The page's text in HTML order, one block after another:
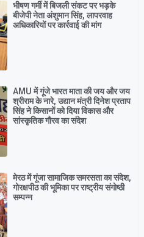
भीषण गर्मी में बिजली संकट पर भड़के
बीजेपी नेता अंशुमान सिंह, लापरवाह
अधिकारियों पर कार्रवाई की मांग
AMU में गूंजे भारत माता की जय और जय
श्रीराम के नारे, उद्यान मंत्री दिनेश प्रताप
सिंह ने किसानों को दिया विकास और
सांस्कृतिक गौरव का संदेश
मेरठ में गूंजा सामाजिक समरसता का संदेश,
गोरक्षपीठ की भूमिका पर राष्ट्रीय संगोष्ठी
सम्पन्न